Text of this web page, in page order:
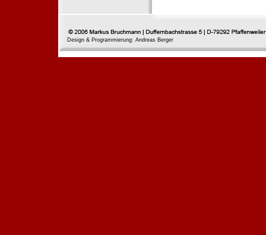
Design & Programmierung: Andreas Berger